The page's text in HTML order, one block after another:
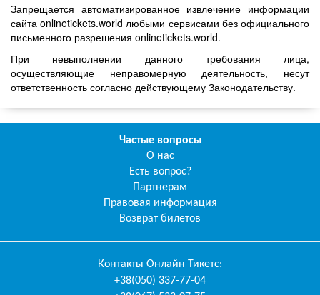
Запрещается автоматизированное извлечение информации
сайта onlinetickets.world любыми сервисами без официального
письменного разрешения onlinetickets.world.
При невыполнении данного требования лица,
осуществляющие неправомерную деятельность, несут
ответственность согласно действующему Законодательству.
Частые вопросы
О нас
Есть вопрос?
Партнерам
Правовая информация
Возврат билетов
Контакты Онлайн Тикетс:
+38(050) 337-77-04